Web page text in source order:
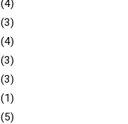
(4)
(3)
(4)
(3)
(3)
(1)
(5)